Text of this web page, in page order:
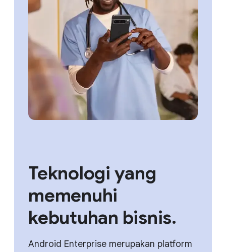
Teknologi yang
memenuhi
kebutuhan bisnis.
Android Enterprise merupakan platform